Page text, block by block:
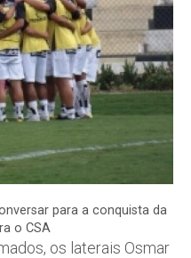
para a conquista da
o CSA
os laterais Osmar